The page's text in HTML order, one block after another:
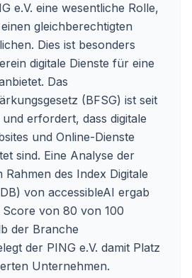
e.V. eine wesentliche Rolle,
gleichberechtigten
Dies ist besonders
digitale Dienste für eine
Das
(BFSG) ist seit
erfordert, dass digitale
und Online-Dienste
sind. Eine Analyse der
Rahmen des Index Digitale
von accessibleAI ergab
von 80 von 100
der Branche
der PING e.V. damit Platz
Unternehmen.